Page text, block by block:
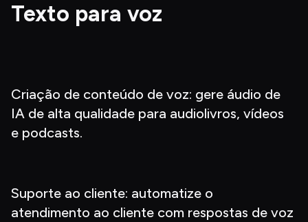
Texto para voz
Criação de conteúdo de voz: gere áudio de
IA de alta qualidade para audiolivros, vídeos
e podcasts.
Suporte ao cliente: automatize o
atendimento ao cliente com respostas de voz